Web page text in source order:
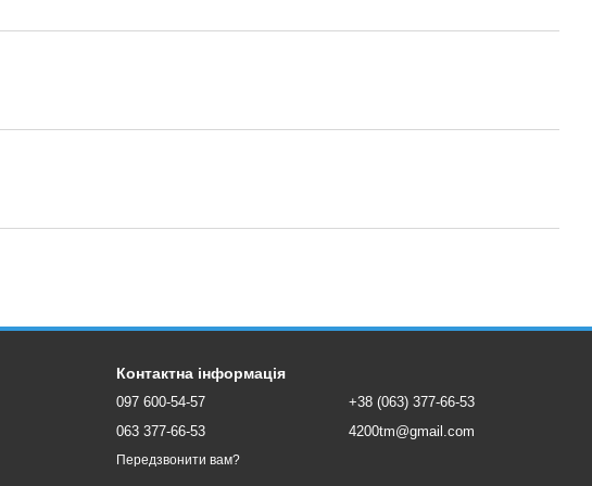
Контактна інформація
097 600-54-57
063 377-66-53
Передзвонити вам?
+38 (063) 377-66-53
4200tm@gmail.com